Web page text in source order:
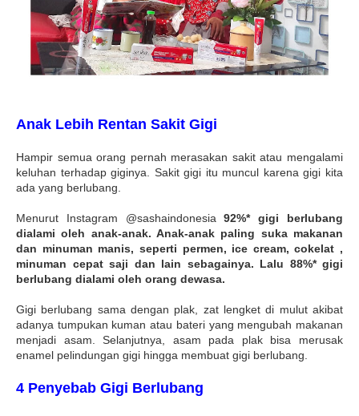
Anak Lebih Rentan Sakit Gigi
Hampir semua orang pernah merasakan sakit atau mengalami
keluhan terhadap giginya. Sakit gigi itu muncul karena gigi kita
ada yang berlubang.
Menurut Instagram @sashaindonesia92%* gigi berlubang
dialami oleh anak-anak. Anak-anak paling suka makanan
dan minuman manis, seperti permen, ice cream, cokelat ,
minuman cepat saji dan lain sebagainya. Lalu 88%* gigi
berlubang dialami oleh orang dewasa.
Gigi berlubang sama dengan plak, zat lengket di mulut akibat
adanya tumpukan kuman atau bateri yang mengubah makanan
menjadi asam. Selanjutnya, asam pada plak bisa merusak
enamel pelindungan gigi hingga membuat gigi berlubang.
4 Penyebab Gigi Berlubang